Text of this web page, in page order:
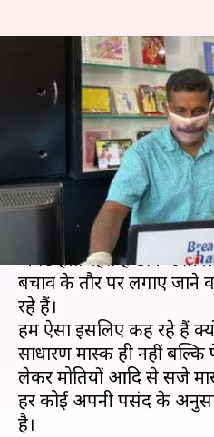
कहीं फेस प्रिंट तो
महामारी के बीच
कलाकारी
अंजली May 29, 2020 02:23
क्या है खबर?
जिस तरह से फैशन के साथ-
अपग्रेड होते रहते हैं ठीक उसी
बचाव के तौर पर लगाए जाने
रहे हैं।
हम ऐसा इसलिए कह रहे हैं
साधारण मास्क ही नहीं
लेकर मोतियों आदि से सजे
हर कोई अपनी पसंद के
है।